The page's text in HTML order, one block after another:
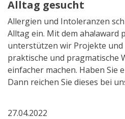
Alltag gesucht
Allergien und Intoleranzen
Alltag ein. Mit dem aha!award
unterstützen wir Projekte und
praktische und pragmatische
einfacher machen. Haben Sie
Dann reichen Sie dieses bei
27.04.2022